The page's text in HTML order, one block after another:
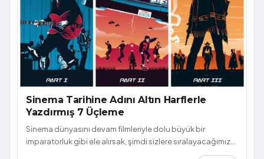
Sinema Tarihine Adını Altın Harflerle
Yazdırmış 7 Üçleme
Sinema dünyasını devam filmleriyle dolu büyük bir
imparatorluk gibi ele alırsak, şimdi sizlere sıralayacağımız